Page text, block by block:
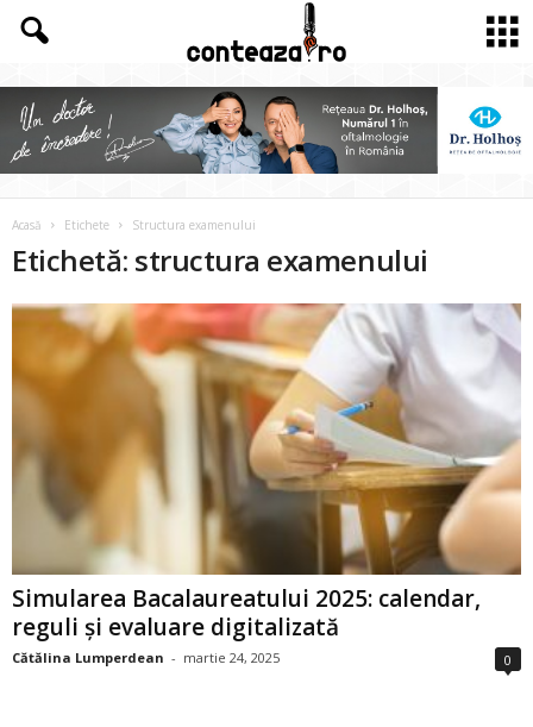
Acasă Etichete Structura examenului
Etichetă: structura examenului
Simularea Bacalaureatului 2025: calendar,
reguli și evaluare digitalizată
Cătălina Lumperdean - martie 24, 2025 0